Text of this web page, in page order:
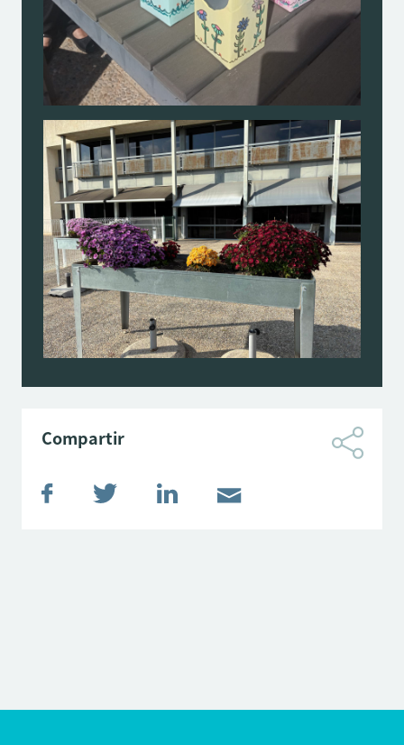
Compartir